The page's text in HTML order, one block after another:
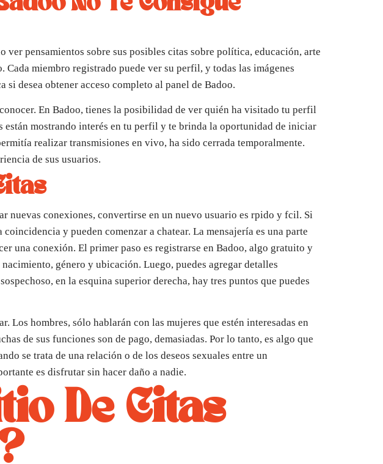
pensamientos sobre sus posibles citas sobre política, educación, arte
miembro registrado puede ver su perfil, y todas las imágenes
si desea obtener acceso completo al panel de Badoo.
En Badoo, tienes la posibilidad de ver quién ha visitado tu perfil
están mostrando interés en tu perfil y te brinda la oportunidad de iniciar
realizar transmisiones en vivo, ha sido cerrada temporalmente.
de sus usuarios.
nuevas conexiones, convertirse en un nuevo usuario es rpido y fcil. Si
y pueden comenzar a chatear. La mensajería es una parte
una conexión. El primer paso es registrarse en Badoo, algo gratuito y
género y ubicación. Luego, puedes agregar detalles
en la esquina superior derecha, hay tres puntos que puedes
Los hombres, sólo hablarán con las mujeres que estén interesadas en
de sus funciones son de pago, demasiadas. Por lo tanto, es algo que
se trata de una relación o de los deseos sexuales entre un
es disfrutar sin hacer daño a nadie.
De Citas